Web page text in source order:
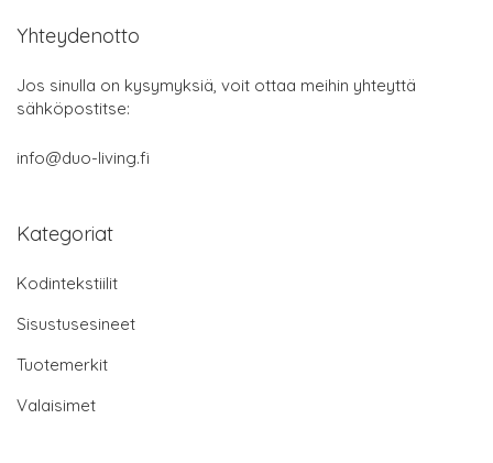
Yhteydenotto
Jos sinulla on kysymyksiä, voit ottaa meihin yhteyttä
sähköpostitse:
info@duo-living.fi
Kategoriat
Kodintekstiilit
Sisustusesineet
Tuotemerkit
Valaisimet